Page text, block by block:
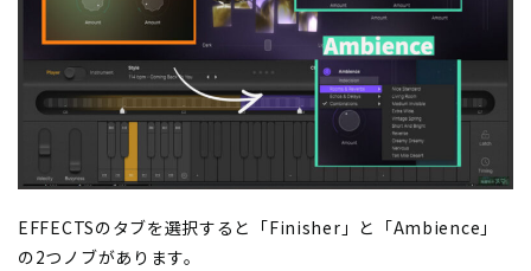
EFFECTSのタブを選択すると「Finisher」と「Ambience」
の2つノブがあります。